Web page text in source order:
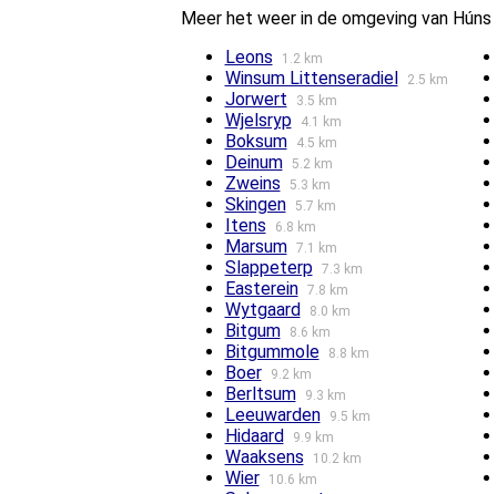
Meer het weer in de omgeving van Húns
Leons
1.2 km
Winsum Littenseradiel 2.5 km
Jorwert 3.5 km
Wjelsryp 4.1 km
Boksum 4.5 km
Deinum 5.2 km
Zweins 5.3 km
Skingen 5.7 km
Itens 6.8 km
Marsum 7.1 km
Slappeterp 7.3 km
Easterein 7.8 km
Wytgaard 8.0 km
Bitgum 8.6 km
Bitgummole 8.8 km
Boer 9.2 km
Berltsum 9.3 km
Leeuwarden 9.5 km
Hidaard 9.9 km
Waaksens 10.2 km
Wier 10.6 km